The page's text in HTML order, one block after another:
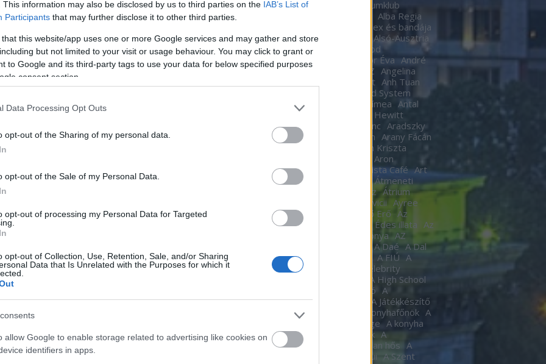
This information may also be disclosed by us to third parties on the IAB’s List of
Participants that may further disclose it to other third parties.
that this website/app uses one or more Google services and may gather and store
but not limited to your visit or usage behaviour. You may click to grant or
to Google and its third-party tags to use your data for below specified purposes
consent section.
Data Processing Opt Outs
opt-out of the Sharing of my personal data.
opt-out of the Sale of my Personal Data.
opt-out of processing my Personal Data for Targeted
opt-out of Collection, Use, Retention, Sale, and/or Sharing
Data that Is Unrelated with the Purposes for which it
allow Google to enable storage related to advertising like cookies on
identifiers in apps.
2016. már 17.
kapcsolják le
Pure Ákos Akvárium
Akvariumklub
Alba Regia
Alex és bandája
Alföldi Róbert Almási Csaba
Alsó-Ausztria
Amadinda Áman Attila
Amigod
Anaheimben Anastacia Andor Éva André
Le Notre Andy Barlow ANEZ Angelina
Anger Zsolt Anh Tuan
Anima Sound System
Anna Kendrick
Antal Tímea Antal
Anthony van Laast
Aon Hewitt
Apropó szerelem
Aradi Ferenc Aradszky
László
Aranyélet Aranyszem Arany Fácán
Argyelán Kriszta
Aron
Pálmarsson
ARTista Café Art
Attack aste. Sound. Danube.
Átmeneti
Átrium Film-Színház Átrium
avicii Ayree
Claudia Az angyal Az ébredő Erő Az
éjszakám a nappalod
Az élet Édes illata Az
Az Év Háziasszonya AZ
A Daé A Dal
A DAL A férjem védelmében A FIÚ A
Focus
A fogoly
A Gozsdu Celebrity
A High School
A Hindenburg léghajó A
játékkészítő a játékkészítő
A Játékkészítő
A Kocka A konyhafőnök A
A konyha ördöge A konyha
Ördöge A Lámpagyújtogatók A
lámpagyújtogatók
A láthatatlan hős A
A pokol kapui A Szent